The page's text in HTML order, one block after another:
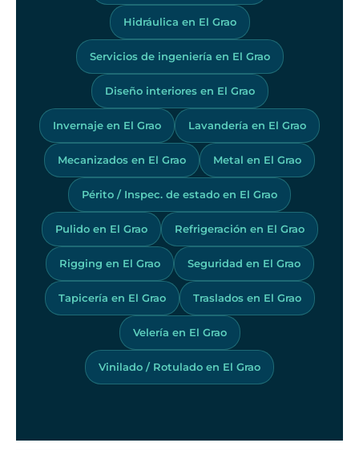
Hidráulica en El Grao
Servicios de ingeniería en El Grao
Diseño interiores en El Grao
Invernaje en El Grao Lavandería en El Grao
Mecanizados en El Grao Metal en El Grao
Périto / Inspec. de estado en El Grao
Pulido en El Grao Refrigeración en El Grao
Rigging en El Grao Seguridad en El Grao
Tapicería en El Grao Traslados en El Grao
Velería en El Grao
Vinilado / Rotulado en El Grao